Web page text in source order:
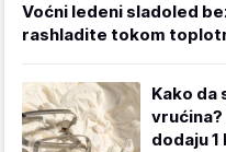
Voćni ledeni sladoled
rashladite tokom
Kako da
dodaju